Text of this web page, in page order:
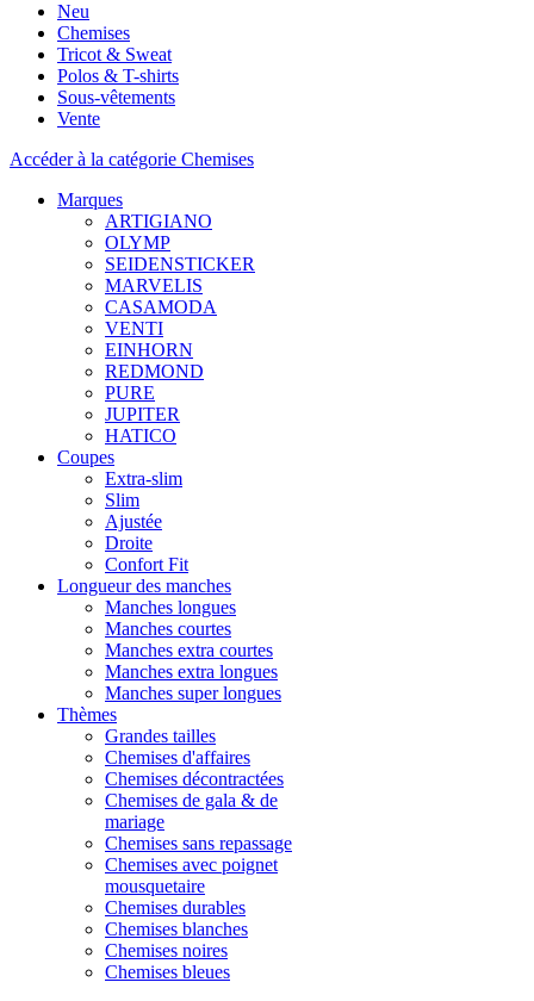
Neu
Chemises
Tricot & Sweat
Polos & T-shirts
Sous-vêtements
Vente
Accéder à la catégorie Chemises
Marques
ARTIGIANO
OLYMP
SEIDENSTICKER
MARVELIS
CASAMODA
VENTI
EINHORN
REDMOND
PURE
JUPITER
HATICO
Coupes
Extra-slim
Slim
Ajustée
Droite
Confort Fit
Longueur des manches
Manches longues
Manches courtes
Manches extra courtes
Manches extra longues
Manches super longues
Thèmes
Grandes tailles
Chemises d'affaires
Chemises décontractées
Chemises de gala & de
mariage
Chemises sans repassage
Chemises avec poignet
mousquetaire
Chemises durables
Chemises blanches
Chemises noires
Chemises bleues